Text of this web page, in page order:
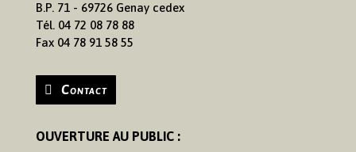
B.P. 71 - 69726 Genay cedex
Tél. 04 72 08 78 88
Fax 04 78 91 58 55
Contact
OUVERTURE AU PUBLIC :